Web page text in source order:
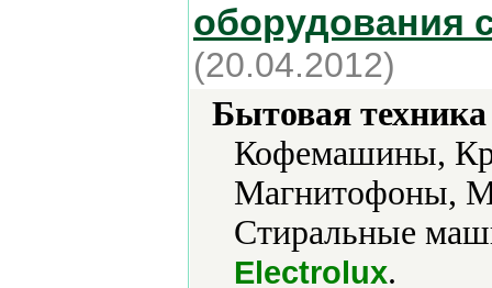
оборудования
(20.04.2012)
Бытовая
Кофемашины,
Магнитофоны,
Стиральные
Electrolux.